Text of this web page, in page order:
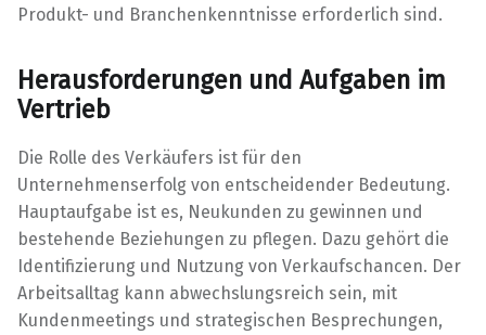
Produkt- und Branchenkenntnisse erforderlich sind.
Herausforderungen und Aufgaben im
Vertrieb
Die Rolle des Verkäufers ist für den
Unternehmenserfolg von entscheidender Bedeutung.
Hauptaufgabe ist es, Neukunden zu gewinnen und
bestehende Beziehungen zu pflegen. Dazu gehört die
Identifizierung und Nutzung von Verkaufschancen. Der
Arbeitsalltag kann abwechslungsreich sein, mit
Kundenmeetings und strategischen Besprechungen,